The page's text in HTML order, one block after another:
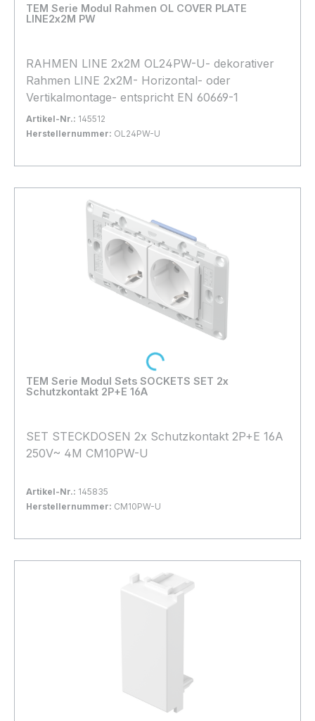
TEM Serie Modul Rahmen OL COVER PLATE
LINE2x2M PW
RAHMEN LINE 2x2M OL24PW-U- dekorativer
Rahmen LINE 2x2M- Horizontal- oder
Vertikalmontage- entspricht EN 60669-1
Artikel-Nr.: 145512
Herstellernummer: OL24PW-U
In den Warenkorb
TEM Serie Modul Sets SOCKETS SET 2x
Schutzkontakt 2P+E 16A
SET STECKDOSEN 2x Schutzkontakt 2P+E 16A
250V~ 4M CM10PW-U
Artikel-Nr.: 145835
Herstellernummer: CM10PW-U
In den Warenkorb
Loading...